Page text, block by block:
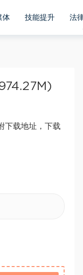
体 技能提升 法
下载地址，下载